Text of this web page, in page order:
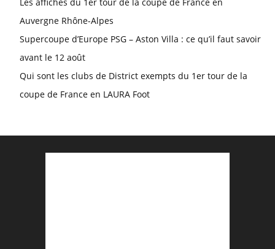
Les affiches du 1er tour de la coupe de France en
Auvergne Rhône-Alpes
Supercoupe d’Europe PSG – Aston Villa : ce qu’il faut savoir
avant le 12 août
Qui sont les clubs de District exempts du 1er tour de la
coupe de France en LAURA Foot